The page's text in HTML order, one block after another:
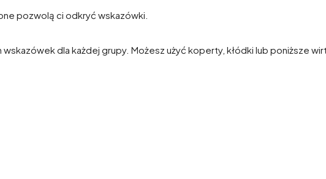
pozwolą ci odkryć wskazówki.
dla każdej grupy. Możesz użyć koperty, kłódki lub poniższe